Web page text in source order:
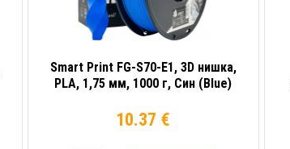
Smart Print FG-S70-E1, 3D нишка,
PLA, 1,75 мм, 1000 г, Син (Blue)
10.37 €